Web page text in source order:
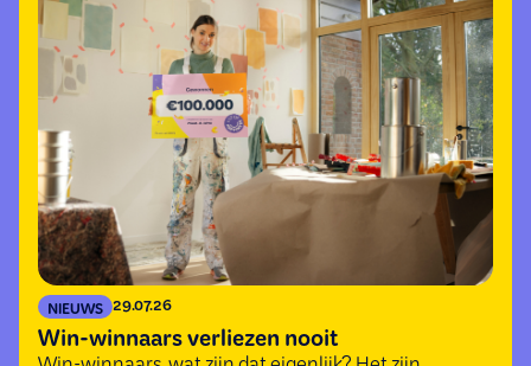
NIEUWS 29.07.26
Win-winnaars verliezen nooit